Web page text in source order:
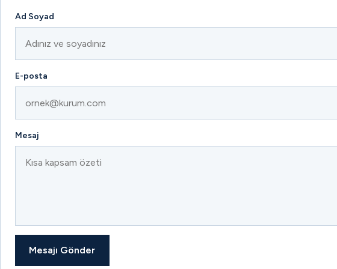
Ad Soyad
E-posta
Mesaj
Mesajı Gönder